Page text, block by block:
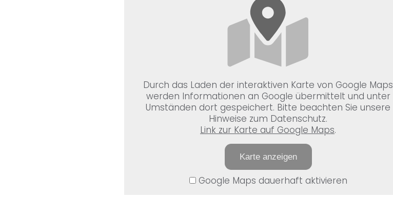
Durch das Laden der interaktiven Karte von Google Maps
werden Informationen an Google übermittelt und unter
Umständen dort gespeichert. Bitte beachten Sie unsere
Hinweise zum Datenschutz.
Link zur Karte auf Google Maps.
Karte anzeigen
Google Maps dauerhaft aktivieren